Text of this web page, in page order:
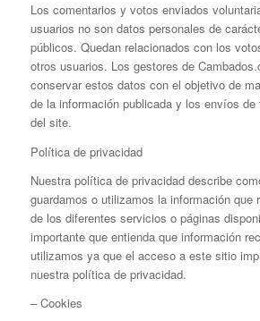
Los comentarios y votos enviados
usuarios no son datos personales de
públicos. Quedan relacionados con los
otros usuarios. Los gestores de
conservar estos datos con el objetivo de
de la información publicada y los envíos
del site.
Política de privacidad
Nuestra política de privacidad describe
guardamos o utilizamos la información que
de los diferentes servicios o páginas
importante que entienda que información
utilizamos ya que el acceso a este sitio
nuestra política de privacidad.
– Cookies